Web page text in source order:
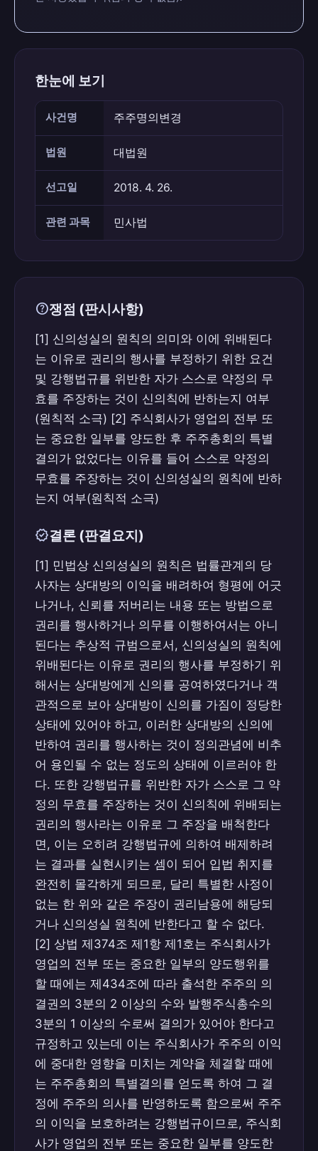
한눈에 보기
사건명 주주명의변경
법원 대법원
선고일 2018. 4. 26.
관련 과목 민사법
help쟁점 (판시사항)
[1] 신의성실의 원칙의 의미와 이에 위배된다
는 이유로 권리의 행사를 부정하기 위한 요건
및 강행법규를 위반한 자가 스스로 약정의 무
효를 주장하는 것이 신의칙에 반하는지 여부
(원칙적 소극) [2] 주식회사가 영업의 전부 또
는 중요한 일부를 양도한 후 주주총회의 특별
결의가 없었다는 이유를 들어 스스로 약정의
무효를 주장하는 것이 신의성실의 원칙에 반하
는지 여부(원칙적 소극)
verified결론 (판결요지)
[1] 민법상 신의성실의 원칙은 법률관계의 당
사자는 상대방의 이익을 배려하여 형평에 어긋
나거나, 신뢰를 저버리는 내용 또는 방법으로
권리를 행사하거나 의무를 이행하여서는 아니
된다는 추상적 규범으로서, 신의성실의 원칙에
위배된다는 이유로 권리의 행사를 부정하기 위
해서는 상대방에게 신의를 공여하였다거나 객
관적으로 보아 상대방이 신의를 가짐이 정당한
상태에 있어야 하고, 이러한 상대방의 신의에
반하여 권리를 행사하는 것이 정의관념에 비추
어 용인될 수 없는 정도의 상태에 이르러야 한
다. 또한 강행법규를 위반한 자가 스스로 그 약
정의 무효를 주장하는 것이 신의칙에 위배되는
권리의 행사라는 이유로 그 주장을 배척한다
면, 이는 오히려 강행법규에 의하여 배제하려
는 결과를 실현시키는 셈이 되어 입법 취지를
완전히 몰각하게 되므로, 달리 특별한 사정이
없는 한 위와 같은 주장이 권리남용에 해당되
거나 신의성실 원칙에 반한다고 할 수 없다.
[2] 상법 제374조 제1항 제1호는 주식회사가
영업의 전부 또는 중요한 일부의 양도행위를
할 때에는 제434조에 따라 출석한 주주의 의
결권의 3분의 2 이상의 수와 발행주식총수의
3분의 1 이상의 수로써 결의가 있어야 한다고
규정하고 있는데 이는 주식회사가 주주의 이익
에 중대한 영향을 미치는 계약을 체결할 때에
는 주주총회의 특별결의를 얻도록 하여 그 결
정에 주주의 의사를 반영하도록 함으로써 주주
의 이익을 보호하려는 강행법규이므로, 주식회
사가 영업의 전부 또는 중요한 일부를 양도한